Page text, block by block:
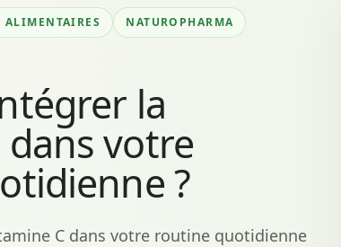
ALIMENTAIRES
NATUROPHARMA
la
votre
?
C dans votre routine quotidienne